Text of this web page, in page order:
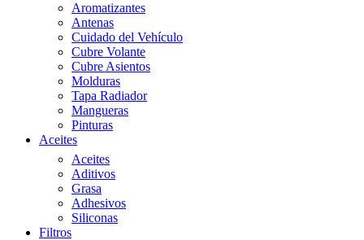
Aromatizantes
Antenas
Cuidado del Vehículo
Cubre Volante
Cubre Asientos
Molduras
Tapa Radiador
Mangueras
Pinturas
Aceites
Aceites
Aditivos
Grasa
Adhesivos
Siliconas
Filtros